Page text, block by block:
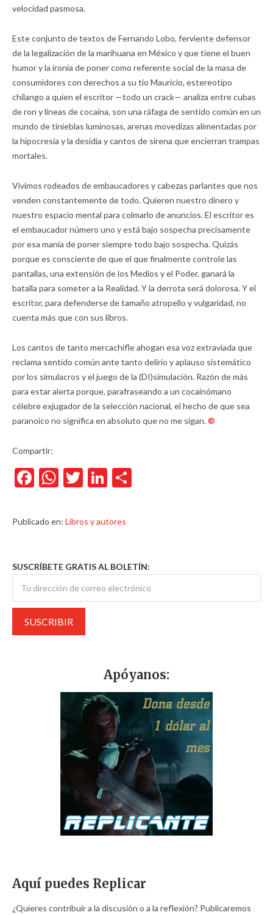
velocidad pasmosa.
Este conjunto de textos de Fernando Lobo, ferviente defensor
de la legalización de la marihuana en México y que tiene el buen
humor y la ironía de poner como referente social de la masa de
consumidores con derechos a su tío Mauricio, estereotipo
chilango a quien el escritor —todo un crack— analiza entre cubas
de ron y líneas de cocaína, son una ráfaga de sentido común en un
mundo de tinieblas luminosas, arenas movedizas alimentadas por
la hipocresía y la desidia y cantos de sirena que encierran trampas
mortales.
Vivimos rodeados de embaucadores y cabezas parlantes que nos
venden constantemente de todo. Quieren nuestro dinero y
nuestro espacio mental para colmarlo de anuncios. El escritor es
el embaucador número uno y está bajo sospecha precisamente
por esa manía de poner siempre todo bajo sospecha. Quizás
porque es consciente de que el que finalmente controle las
pantallas, una extensión de los Medios y el Poder, ganará la
batalla para someter a la Realidad. Y la derrota será dolorosa. Y el
escritor, para defenderse de tamaño atropello y vulgaridad, no
cuenta más que con sus libros.
Los cantos de tanto mercachifle ahogan esa voz extraviada que
reclama sentido común ante tanto delirio y aplauso sistemático
por los simulacros y el juego de la (DI)simulación. Razón de más
para estar alerta porque, parafraseando a un cocainómano
célebre exjugador de la selección nacional, el hecho de que sea
paranoico no significa en absoluto que no me sigan.®
Compartir:
Facebook
WhatsApp
TwitterLinkedIn
Publicado en: Libros y autores
SUSCRÍBETE GRATIS AL BOLETÍN:
Apóyanos:
Aquí puedes Replicar
¿Quieres contribuir a la discusión o a la reflexión? Publicaremos